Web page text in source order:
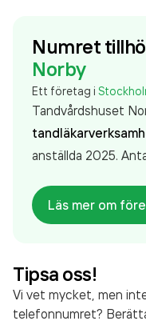
Numret
Norby
Ett företag i
Tandvårdshuset
anställda 2025.
personer på
som varit aktivt
räkenskapsåret
Läs mer om
Tipsa oss!
Vi vet mycket, men
telefonnumret?